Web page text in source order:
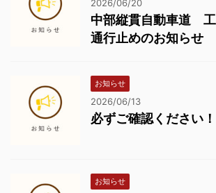
2026/06/20
中部縦貫自動車道
通行止めのお知らせ
お知らせ
2026/06/13
必ずご確認ください！
お知らせ